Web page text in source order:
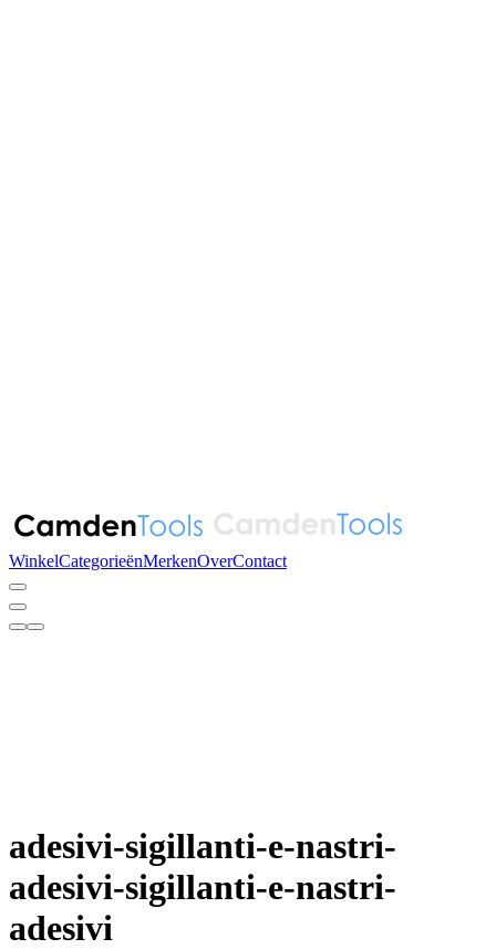
WinkelCategorieënMerkenOverContact
adesivi-sigillanti-e-nastri-
adesivi-sigillanti-e-nastri-
adesivi